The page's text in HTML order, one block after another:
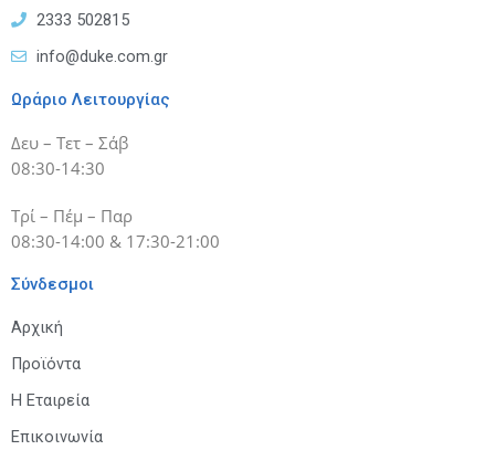
2333 502815
info@duke.com.gr
Ωράριο Λειτουργίας
Δευ – Τετ – Σάβ
08:30-14:30
Τρί – Πέμ – Παρ
08:30-14:00 & 17:30-21:00
Σύνδεσμοι
Αρχική
Προϊόντα
Η Εταιρεία
Επικοινωνία